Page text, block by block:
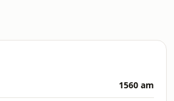
1560 am